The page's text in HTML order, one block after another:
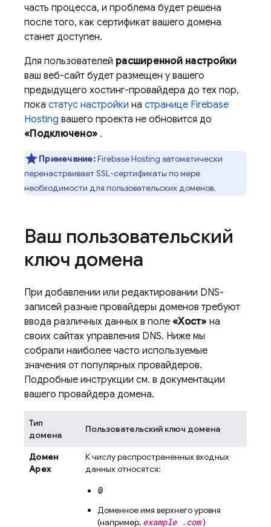
часть процесса, и проблема будет решена
после того, как сертификат вашего домена
станет доступен.
Для пользователей расширенной настройки
ваш веб-сайт будет размещен у вашего
предыдущего хостинг-провайдера до тех пор,
пока статус настройки на странице Firebase
Hosting вашего проекта не обновится до
«Подключено» .
Примечание:Firebase Hosting автоматически
перенастраивает SSL-сертификаты по мере
необходимости для пользовательских доменов.
Ваш пользовательский
ключ домена
При добавлении или редактировании DNS-
записей разные провайдеры доменов требуют
ввода различных данных в поле «Хост» на
своих сайтах управления DNS. Ниже мы
собрали наиболее часто используемые
значения от популярных провайдеров.
Подробные инструкции см. в документации
вашего провайдера домена.
Тип
домена
Пользовательский ключ домена
Домен
Apex
К числу распространенных входных
данных относятся:
@
Доменное имя верхнего уровня
(например, example .com)